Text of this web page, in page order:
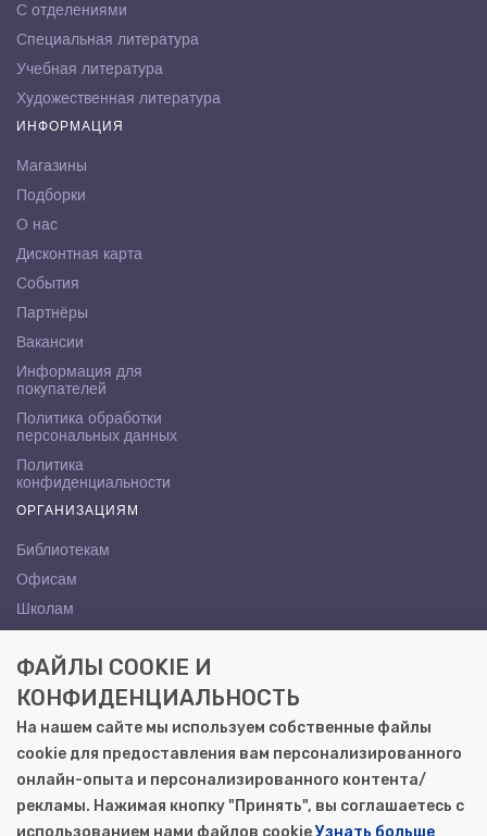
С отделениями
Специальная литература
Учебная литература
Художественная литература
ИНФОРМАЦИЯ
Магазины
Подборки
О нас
Дисконтная карта
События
Партнёры
Вакансии
Информация для
покупателей
Политика обработки
персональных данных
Политика
конфиденциальности
ОРГАНИЗАЦИЯМ
Библиотекам
Офисам
Школам
КОНТАКТЫ
Саратов, ул. Осипова, 10А
+7 (8452) 72-65-65
gemera@moya-kniga.ru
ФАЙЛЫ COOKIE И
КОНФИДЕНЦИАЛЬНОСТЬ
На нашем сайте мы используем собственные файлы
cookie для предоставления вам персонализированного
онлайн-опыта и персонализированного контента/
рекламы. Нажимая кнопку "Принять", вы соглашаетесь с
использованием нами файлов cookieУзнать больше